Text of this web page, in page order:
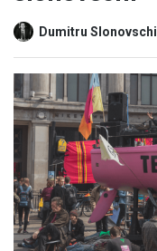
Dumitru Slonovschi